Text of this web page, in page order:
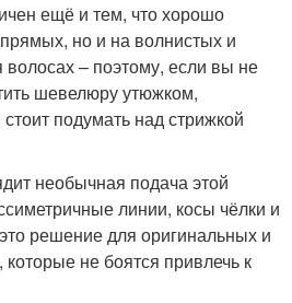
ещё и тем, что хорошо
но и на волнистых и
– поэтому, если вы не
шевелюру утюжком,
подумать над стрижкой
необычная подача этой
линии, косы чёлки и
решение для оригинальных и
не боятся привлечь к